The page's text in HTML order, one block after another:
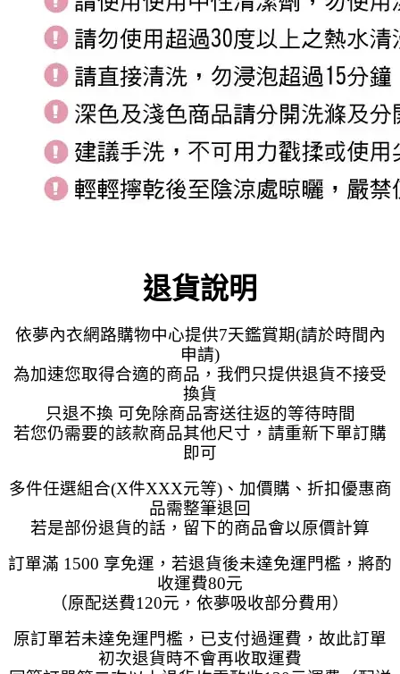
退貨說明
依夢內衣網路購物中心提供7天鑑賞期(請於時間內
申請)
為加速您取得合適的商品，我們只提供退貨不接受
換貨
只退不換 可免除商品寄送往返的等待時間
若您仍需要的該款商品其他尺寸，請重新下單訂購
即可
多件任選組合(X件XXX元等)、加價購、折扣優惠商
品需整筆退回
若是部份退貨的話，留下的商品會以原價計算
訂單滿 1500 享免運，若退貨後未達免運門檻，將酌
收運費80元
（原配送費120元，依夢吸收部分費用）
原訂單若未達免運門檻，已支付過運費，故此訂單
初次退貨時不會再收取運費